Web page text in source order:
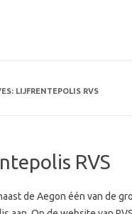
LIJFRENTEPOLIS RVS
RVS
de Aegon één van de